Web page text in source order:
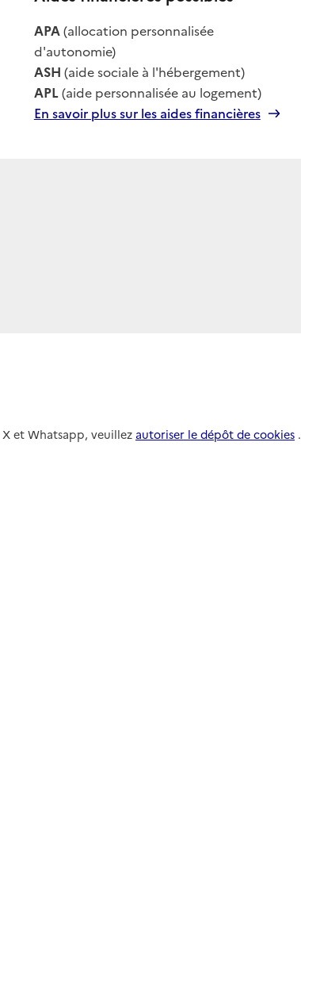
APA(allocation personnalisée
d'autonomie)
ASH (aide sociale à l'hébergement)
APL(aide personnalisée au logement)
En savoir plus sur les aides financières
et Whatsapp, veuillez autoriser le dépôt de cookies .